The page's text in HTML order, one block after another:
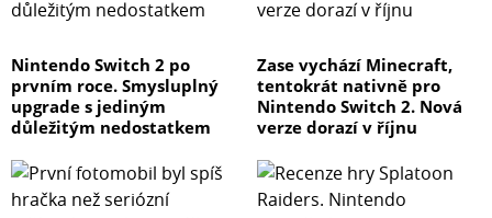
kompatibilní s: ISO/IEC 24711: HP DeskJet 450 CBI,
Nintendo Switch 2 po
prvním roce. Smysluplný
upgrade s jediným
důležitým nedostatkem
Zase vychází Minecraft,
tentokrát nativně pro
Nintendo Switch 2. Nová
verze dorazí v říjnu